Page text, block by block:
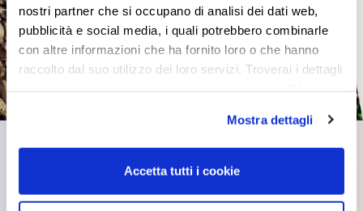
nostri partner che si occupano di analisi dei dati web,
pubblicità e social media, i quali potrebbero combinarle
con altre informazioni che ha fornito loro o che hanno
raccolto dal suo utilizzo dei loro servizi. Troverai i dettagli
cookie accettare. Per ulteriori informazioni consulta
lacookie policy.
Mostra dettagli
Accetta tutti i cookie
Opulent Winter
Il freddo inverno è la stagione in cui riscopriamo il